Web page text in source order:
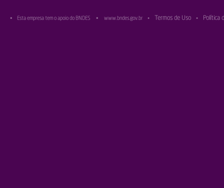
• Esta empresa tem o apoio do BNDES • www.bndes.gov.br • Termos de Uso • Política